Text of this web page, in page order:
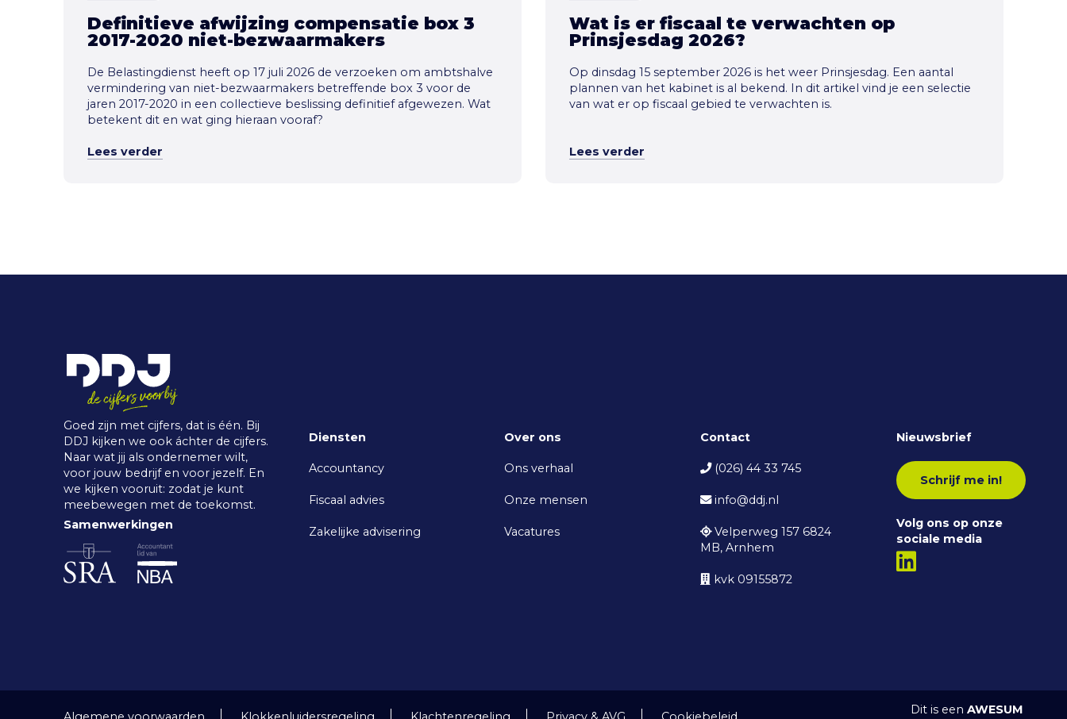
Definitieve afwijzing compensatie box 3
2017-2020 niet-bezwaarmakers
De Belastingdienst heeft op 17 juli 2026 de verzoeken om ambtshalve
vermindering van niet-bezwaarmakers betreffende box 3 voor de
jaren 2017-2020 in een collectieve beslissing definitief afgewezen. Wat
betekent dit en wat ging hieraan vooraf?
Lees verder
Wat is er fiscaal te verwachten op
Prinsjesdag 2026?
Op dinsdag 15 september 2026 is het weer Prinsjesdag. Een aantal
plannen van het kabinet is al bekend. In dit artikel vind je een selectie
van wat er op fiscaal gebied te verwachten is.
Lees verder
Goed zijn met cijfers, dat is één. Bij
DDJ kijken we ook áchter de cijfers.
Naar wat jij als ondernemer wilt,
voor jouw bedrijf en voor jezelf. En
we kijken vooruit: zodat je kunt
meebewegen met de toekomst.
Samenwerkingen
Diensten
Accountancy
Fiscaal advies
Zakelijke advisering
Over ons
Ons verhaal
Onze mensen
Vacatures
Contact
(026) 44 33 745
info@ddj.nl
Velperweg 157 6824
MB, Arnhem
kvk 09155872
Nieuwsbrief
Schrijf me in!
Volg ons op onze
sociale media
Dit is een AWESUM